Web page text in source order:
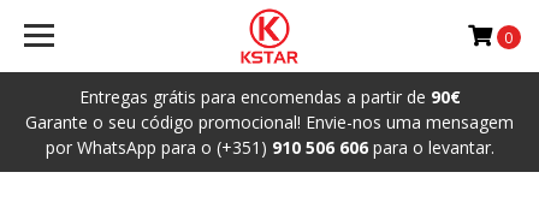
Entregas grátis para encomendas a partir de 90€
Garante o seu código promocional! Envie-nos uma mensagem
por WhatsApp para o (+351) 910 506 606para o levantar.
0